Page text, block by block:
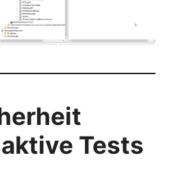
Tests